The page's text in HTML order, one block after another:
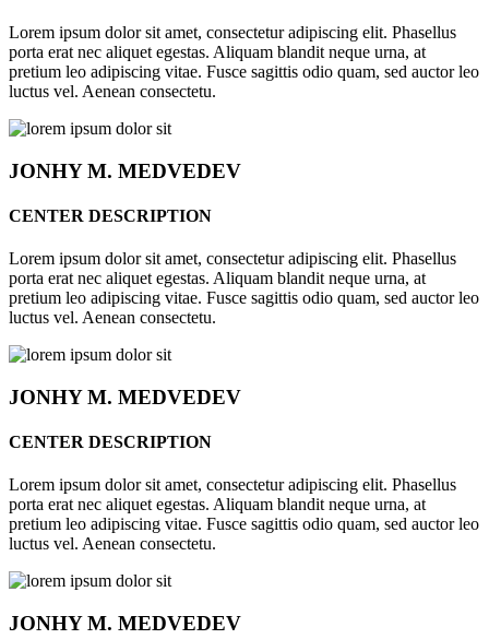
Lorem ipsum dolor sit amet, consectetur adipiscing elit. Phasellus
porta erat nec aliquet egestas. Aliquam blandit neque urna, at
pretium leo adipiscing vitae. Fusce sagittis odio quam, sed auctor leo
luctus vel. Aenean consectetu.
JONHYM. MEDVEDEV
CENTER DESCRIPTION
Lorem ipsum dolor sit amet, consectetur adipiscing elit. Phasellus
porta erat nec aliquet egestas. Aliquam blandit neque urna, at
pretium leo adipiscing vitae. Fusce sagittis odio quam, sed auctor leo
luctus vel. Aenean consectetu.
JONHYM. MEDVEDEV
CENTER DESCRIPTION
Lorem ipsum dolor sit amet, consectetur adipiscing elit. Phasellus
porta erat nec aliquet egestas. Aliquam blandit neque urna, at
pretium leo adipiscing vitae. Fusce sagittis odio quam, sed auctor leo
luctus vel. Aenean consectetu.
JONHYM. MEDVEDEV